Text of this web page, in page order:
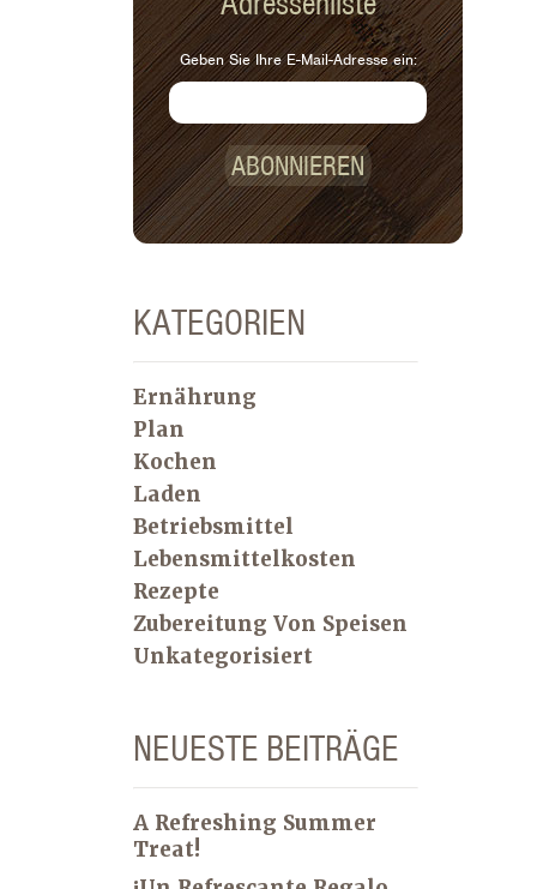
Geben Sie Ihre E-Mail-Adresse ein:
ABONNIEREN
KATEGORIEN
Ernährung
Plan
Kochen
Laden
Betriebsmittel
Lebensmittelkosten
Rezepte
Zubereitung Von Speisen
Unkategorisiert
NEUESTE BEITRÄGE
A Refreshing Summer
Treat!